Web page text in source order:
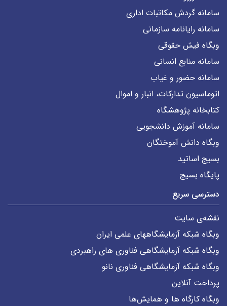
سامانه گردش مکاتبات اداری
سامانه رایانامه سازمانی
وبگاه فیش حقوقی
سامانه منابع انسانی
سامانه حضور و غیاب
اتوماسیون تدارکات، انبار و اموال
کتابخانه پژوهشگاه
سامانه آموزش دانشجویی
وبگاه دانش آموختگان
بسیج اساتید
پایگاه بسیج
دسترسی سریع
نقشه‌ی سایت
وبگاه شبکه آزمایشگاههای علمی ایران
وبگاه شبکه آزمایشگاهی فناوری های راهبردی
وبگاه شبکه آزمایشگاهی فناوری نانو
پرداخت آنلاین
وبگاه کارگاه ها و همایش‌ها